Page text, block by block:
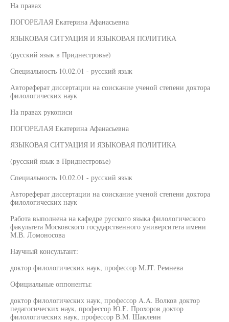
На правах
ПОГОРЕЛАЯ Екатерина Афанасьевна
ЯЗЫКОВАЯ СИТУАЦИЯ И ЯЗЫКОВАЯ ПОЛИТИКА
(русский язык в Приднестровье)
Специальность 10.02.01 - русский язык
Автореферат диссертации на соискание ученой степени доктора
филологических наук
На правах рукописи
ПОГОРЕЛАЯ Екатерина Афанасьевна
ЯЗЫКОВАЯ СИТУАЦИЯ И ЯЗЫКОВАЯ ПОЛИТИКА
(русский язык в Приднестровье)
Специальность 10.02.01 - русский язык
Автореферат диссертации на соискание ученой степени доктора
филологических наук
Работа выполнена на кафедре русского языка филологического
факультета Московского государственного университета имени
М.В. Ломоносова
Научный консультант:
доктор филологических наук, профессор M.JT. Ремнева
Официальные оппоненты:
доктор филологических наук, профессор A.A. Волков доктор
педагогических наук, профессор Ю.Е. Прохоров доктор
филологических наук, профессор В.М. Шаклеин